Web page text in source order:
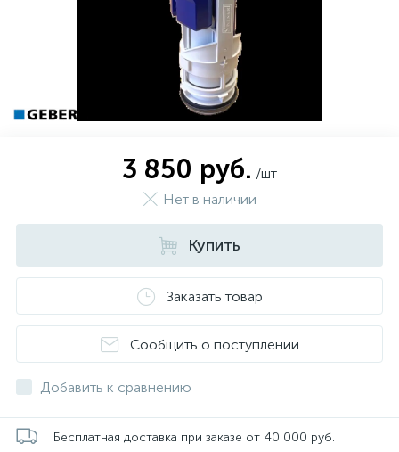
3 850 руб. /шт
Нет в наличии
Купить
Заказать товар
Сообщить о поступлении
Добавить к сравнению
Бесплатная доставка при заказе от 40 000 руб.